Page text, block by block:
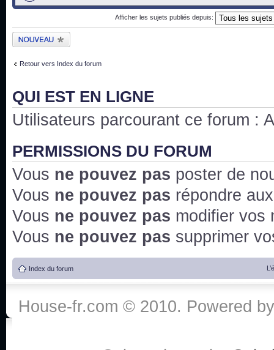
Afficher les sujets publiés depuis:
Publier un nouveau
sujet
Retour vers Index du forum
QUI EST EN LIGNE
Utilisateurs parcourant ce forum :
PERMISSIONS DU FORUM
Vous ne pouvez pas poster de
Vous ne pouvez pas répondre
Vous ne pouvez pas modifier vos
Vous ne pouvez pas supprimer
Index du forum
House-fr.com © 2010. Powered